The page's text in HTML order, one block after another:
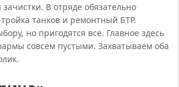
В отряде обязательно
танков и ремонтный БТР.
но пригодятся все. Главное здесь
совсем пустыми. Захватываем оба